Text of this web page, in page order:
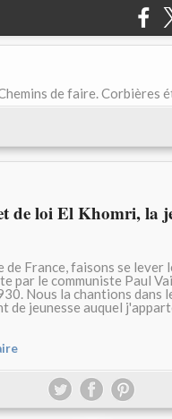
de faire. Corbières
de loi El Khomri, la
de France, faisons se lever
par le communiste Paul
Nous la chantions dans
de jeunesse auquel